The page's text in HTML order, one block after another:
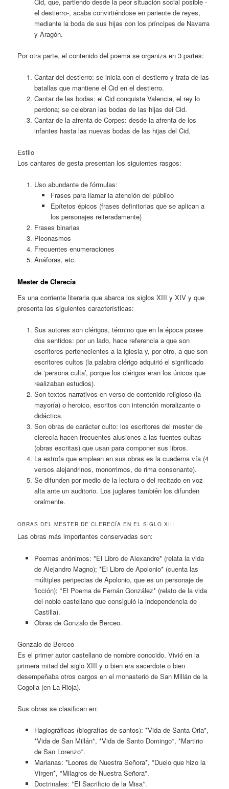
el destierro-, acaba convirtiéndose en pariente de reyes,
mediante la boda de sus hijas con los príncipes de Navarra
y Aragón.
Por otra parte, el contenido del poema se organiza en 3 partes:
Cantar del destierro: se inicia con el destierro y trata de las
batallas que mantiene el Cid en el destierro.
Cantar de las bodas: el Cid conquista Valencia, el rey lo
perdona; se celebran las bodas de las hijas del Cid.
Cantar de la afrenta de Corpes: desde la afrenta de los
infantes hasta las nuevas bodas de las hijas del Cid.
Estilo
Los cantares de gesta presentan los siguientes rasgos:
Uso abundante de fórmulas:
Frases para llamar la atención del público
Epítetos épicos (frases definitorias que se aplican a
los personajes reiteradamente)
Frases binarias
Pleonasmos
Frecuentes enumeraciones
Anáforas, etc.
Mester de Clerecía
Es una corriente literaria que abarca los siglos XIII y XIV y que
presenta las siguientes características:
Sus autores son clérigos, término que en la época posee
dos sentidos: por un lado, hace referencia a que son
escritores pertenecientes a la iglesia y, por otro, a que son
escritores cultos (la palabra clérigo adquirió el significado
de ‘persona culta’, porque los clérigos eran los únicos que
realizaban estudios).
Son textos narrativos en verso de contenido religioso (la
mayoría) o heroico, escritos con intención moralizante o
didáctica.
Son obras de carácter culto: los escritores del mester de
clerecía hacen frecuentes alusiones a las fuentes cultas
(obras escritas) que usan para componer sus libros.
La estrofa que emplean en sus obras es la cuaderna vía (4
versos alejandrinos, monorrimos, de rima consonante).
Se difunden por medio de la lectura o del recitado en voz
alta ante un auditorio. Los juglares también los difunden
oralmente.
OBRAS DEL MESTER DE CLERECÍA EN EL SIGLO XIII
Las obras más importantes conservadas son:
Poemas anónimos: *El Libro de Alexandre* (relata la vida
de Alejandro Magno); *El Libro de Apolonio* (cuenta las
múltiples peripecias de Apolonio, que es un personaje de
ficción); *El Poema de Fernán González* (relato de la vida
del noble castellano que consiguió la independencia de
Castilla).
Obras de Gonzalo de Berceo.
Gonzalo de Berceo
Es el primer autor castellano de nombre conocido. Vivió en la
primera mitad del siglo XIII y o bien era sacerdote o bien
desempeñaba otros cargos en el monasterio de San Millán de la
Cogolla (en La Rioja).
Sus obras se clasifican en:
Hagiográficas (biografías de santos): *Vida de Santa Oria*,
*Vida de San Millán*, *Vida de Santo Domingo*, *Martirio
de San Lorenzo*.
Marianas: *Loores de Nuestra Señora*, *Duelo que hizo la
Virgen*, *Milagros de Nuestra Señora*.
Doctrinales: *El Sacrificio de la Misa*.